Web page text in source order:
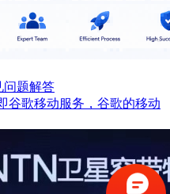
问题解答
谷歌移动服务，谷歌的移动